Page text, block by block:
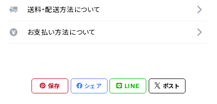
送料・配送方法について
お支払い方法について
保存 シェア LINE ポスト